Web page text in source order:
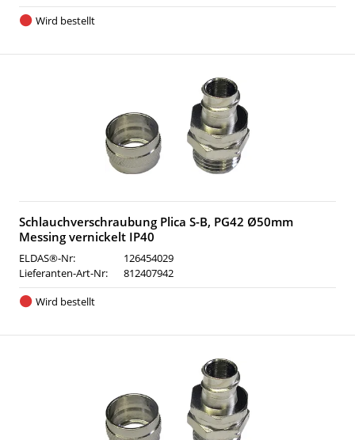
Wird bestellt
Schlauchverschraubung Plica S-B, PG42 Ø50mm
Messing vernickelt IP40
ELDAS®-Nr:
126454029
Lieferanten-Art-Nr:
812407942
Wird bestellt